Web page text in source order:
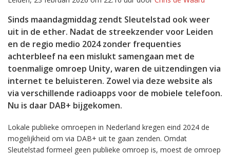
Sinds maandagmiddag zendt Sleutelstad ook weer
uit in de ether. Nadat de streekzender voor Leiden
en de regio medio 2024 zonder frequenties
achterbleef na een mislukt samengaan met de
toenmalige omroep Unity, waren de uitzendingen via
internet te beluisteren. Zowel via deze website als
via verschillende radioapps voor de mobiele telefoon.
Nu is daar DAB+ bijgekomen.
Lokale publieke omroepen in Nederland kregen eind 2024 de
mogelijkheid om via DAB+ uit te gaan zenden. Omdat
Sleutelstad formeel geen publieke omroep is, moest de omroep